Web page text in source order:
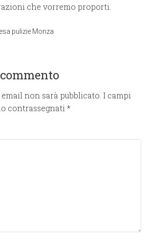
che vorremo proporti.
pulizie Monza
non sarà pubblicato. I campi
contrassegnati*